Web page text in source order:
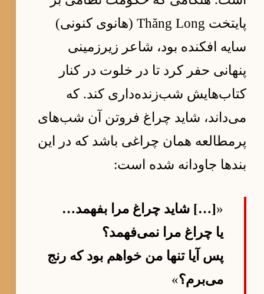
پایتخت Thăng Long (هانوی کنونی)
سایه افکنده بود، شاعر زیرزمینی
پنهانی حفر کرد تا در خلوت در کنار
کتاب‌هایش شب‌زنده‌داری کند. که
می‌داند، شاید چراغ فروتن آن شب‌های
پرمطالعه همان چراغی باشد که در این
بندها جاودانه شده است:
«[…] شاید چراغ مرا بفهمد…
یا چراغ مرا نمی‌فهمد؟
پس آیا تنها من خواهم بود که رنج
می‌برم؟»